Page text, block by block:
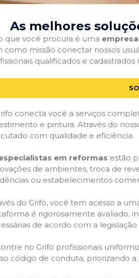
As melhores
que você procura é uma
como missão conectar nossos
qualificados e cadastrados
conecta você a serviços
e pintura. Através do
com qualidade e eficiência.
em reformas estão
de ambientes, troca de
ou estabelecimentos
do Grifo, você tem acesso a
é rigorosamente avaliado,
de acordo com a
no Grifo profissionais
código de conduta, priorizando